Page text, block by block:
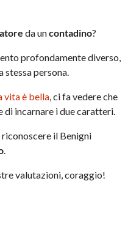
da uncontadino?
profondamente diverso,
persona.
vita è bella, ci fa vedere che
di incarnare i due caratteri.
il Benigni
.
valutazioni, coraggio!